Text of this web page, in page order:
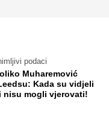
podaci
Muharemović
Kada su vidjeli
nisu mogli vjerovati!